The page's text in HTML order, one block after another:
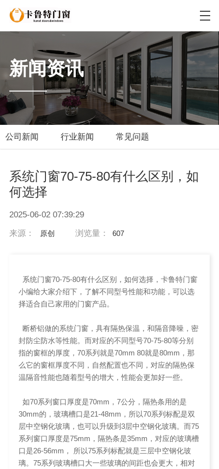
新闻资讯
公司新闻 行业新闻 常见问题
系统门窗70-75-80有什么区别，如
何选择
2025-06-02 07:39:29
来源： 原创 浏览量： 607
系统门窗70-75-80有什么区别，如何选择，卡鲁特门窗
小编给大家介绍下，了解不同型号性能和功能，可以选
择适合自己家用的门窗产品。
断桥铝做的系统门窗，具有隔热保温，和隔音降噪，密
封防尘防水等性能。而对应的不同型号70-75-80等分别
指的窗框的厚度，70系列就是70mm 80就是80mm，那
么它的窗框厚度不同，自然配置也不同，对应的隔热保
温隔音性能也随着型号的增大，性能会更加好一些。
如70系列窗口厚度是70mm，7公分，隔热条用的是
30mm的，玻璃槽口是21-48mm，所以70系列标配是双
层中空钢化玻璃，也可以升级到3层中空钢化玻璃。而75
系列窗口厚度是75mm，隔热条是35mm，对应的玻璃槽
口是26-56mm， 所以75系列标配就是三层中空钢化玻
璃。75系列玻璃槽口大一些玻璃的间距也会更大，相对